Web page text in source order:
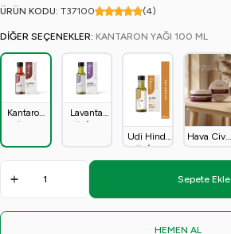
ÜRÜN KODU: T37100 (4)
DIĞER SEÇENEKLER: KANTARON YAĞI 100 ML
Kantaron
Yağı 100
Lavanta
Yağı (100
Udi Hindi
Yağı (100
Ml)
Hava Civa
50ml
Sepete Ekle
HEMEN AL